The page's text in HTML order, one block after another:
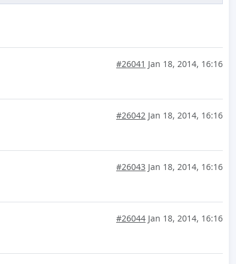
#26041 Jan 18, 2014, 16:16
#26042 Jan 18, 2014, 16:16
#26043 Jan 18, 2014, 16:16
#26044 Jan 18, 2014, 16:16